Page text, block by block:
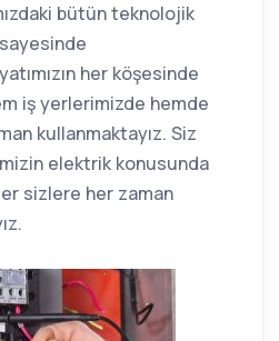
bütün teknolojik
her köşesinde
iş yerlerimizde hemde
kullanmaktayız. Siz
elektrik konusunda
sizlere her zaman